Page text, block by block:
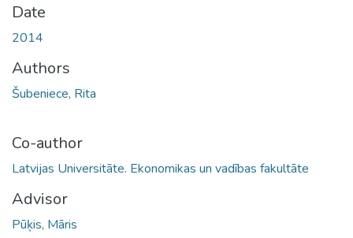
Date
2014
Authors
Šubeniece, Rita
Co-author
Latvijas Universitāte. Ekonomikas un vadības fakultāte
Advisor
Pūķis, Māris